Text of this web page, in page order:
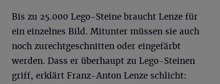
Bis zu 25.000 Lego-Steine braucht Lenze für
ein einzelnes Bild. Mitunter müssen sie auch
noch zurechtgeschnitten oder eingefärbt
werden. Dass er überhaupt zu Lego-Steinen
griff, erklärt Franz-Anton Lenze schlicht: